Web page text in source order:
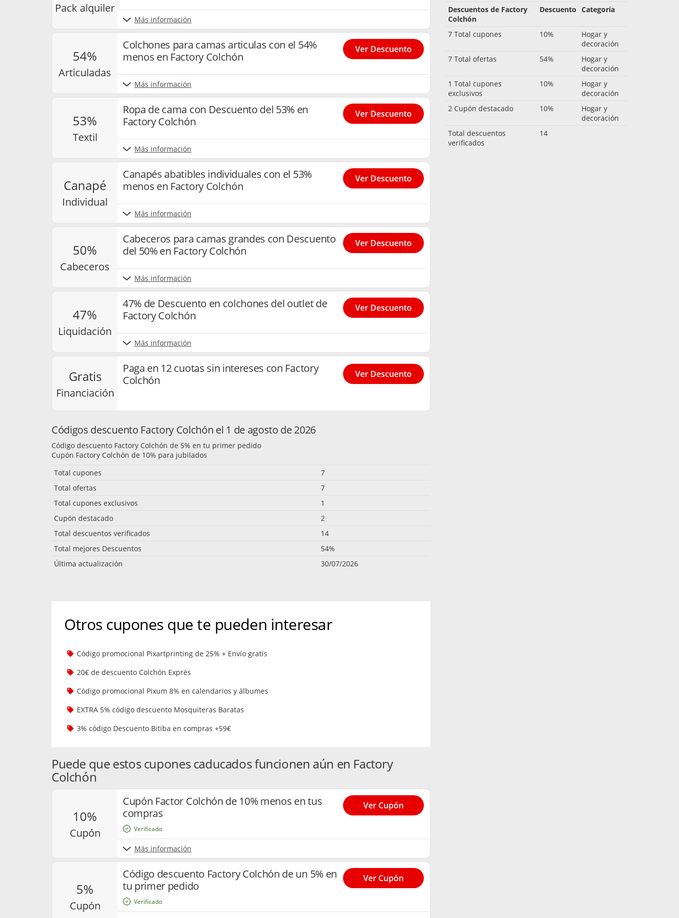
pack alquiler
Más información
54%
articuladas
Colchones para camas articulas con el 54%
menos en Factory Colchón
Más información
Ver Descuento
53%
textil
Ropa de cama con Descuento del 53% en
Factory Colchón
Más información
Ver Descuento
canapé
individual
Canapés abatibles individuales con el 53%
menos en Factory Colchón
Más información
Ver Descuento
50%
cabeceros
Cabeceros para camas grandes con Descuento
del 50% en Factory Colchón
Más información
Ver Descuento
47%
liquidación
47% de Descuento en colchones del outlet de
Factory Colchón
Más información
Ver Descuento
gratis
financiación
Paga en 12 cuotas sin intereses con Factory
Colchón
Ver Descuento
Códigos descuento Factory Colchón el 1 de agosto de 2026
Código descuento Factory Colchón de 5% en tu primer pedido
Cupón Factory Colchón de 10% para jubilados
Total cupones
7
Total ofertas
7
Total cupones exclusivos
1
Cupón destacado
2
Total descuentos verificados
14
Total mejores Descuentos
54%
Última actualización
30/07/2026
Otros cupones que te pueden interesar
Código promocional Pixartprinting de 25% + Envío gratis
20€ de descuento Colchón Exprés
Código promocional Pixum 8% en calendarios y álbumes
EXTRA 5% código descuento Mosquiteras Baratas
3% código Descuento Bitiba en compras +59€
Puede que estos cupones caducados funcionen aún en Factory
Colchón
10%
cupón
Cupón Factor Colchón de 10% menos en tus
compras
Más información
Verificado
Ver Cupón
5%
cupón
Código descuento Factory Colchón de un 5% en
tu primer pedido
Verificado
Ver Cupón
Descuentos de Factory
Colchón
Descuento Categoría
7 Total cupones 10%
Hogar y
decoración
7 Total ofertas
54%
Hogar y
decoración
1 Total cupones
exclusivos
10%
Hogar y
decoración
2 Cupón destacado
10%
Hogar y
decoración
Total descuentos
verificados
14